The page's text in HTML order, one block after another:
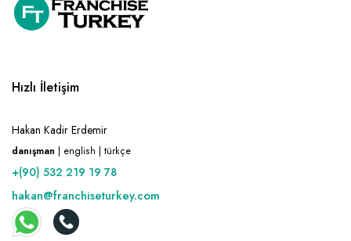
Hızlı İletişim
Hakan Kadir Erdemir
danışman | english | türkçe
+(90) 532 219 19 78
hakan@franchiseturkey.com